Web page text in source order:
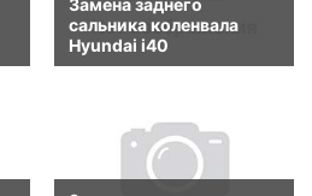
Замена заднего
сальника коленвала
Hyundai i40